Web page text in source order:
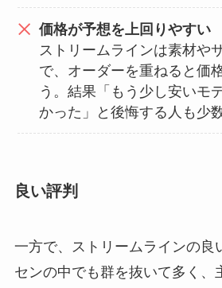
価格が予想を上回りやすい
ストリームラインは素材や
で、オーダーを重ねると価
う。結果「もう少し安いモ
かった」と後悔する人も少
良い評判
一方で、ストリームラインの良
センの中でも群を抜いて多く、